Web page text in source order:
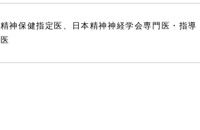
精神保健指定医、日本精神神経学会専門医・指導
医